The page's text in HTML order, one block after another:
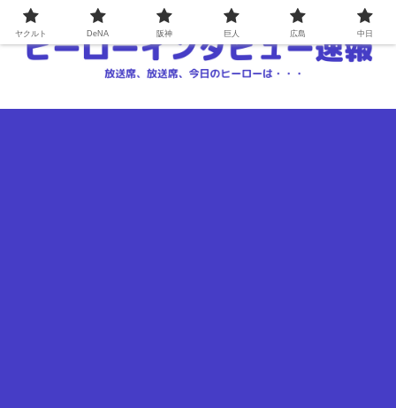
ヤクルト DeNA 阪神 巨人 広島 中日